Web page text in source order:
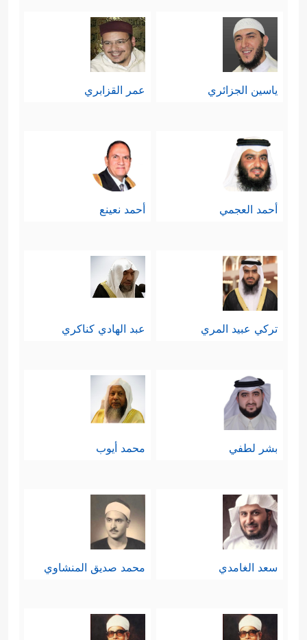
ياسين الجزائري عمر القزابري
أحمد العجمي أحمد نعينع
تركي عبيد المري عبد الهادي كناكري
بشر لطفي محمد أيوب
سعد الغامدي محمد صديق المنشاوي